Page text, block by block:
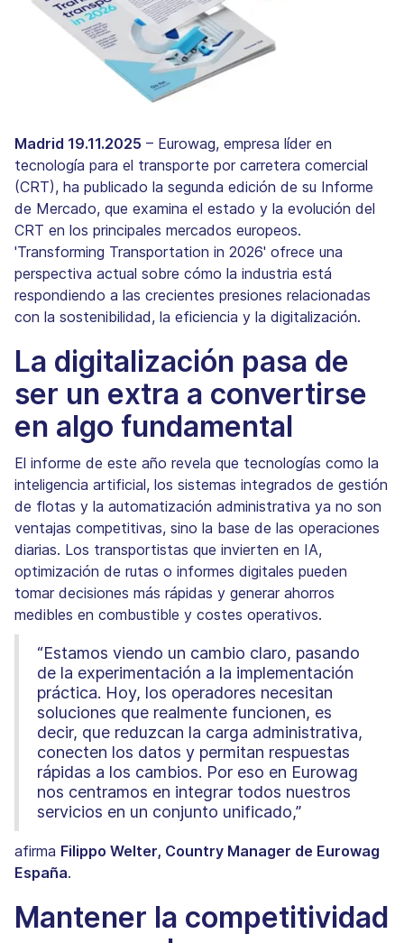
Madrid 19.11.2025 – Eurowag, empresa líder en
tecnología para el transporte por carretera comercial
(CRT), ha publicado la segunda edición de su Informe
de Mercado, que examina el estado y la evolución del
CRT en los principales mercados europeos.
'Transforming Transportation in 2026' ofrece una
perspectiva actual sobre cómo la industria está
respondiendo a las crecientes presiones relacionadas
con la sostenibilidad, la eficiencia y la digitalización.
La digitalización pasa de
ser un extra a convertirse
en algo fundamental
El informe de este año revela que tecnologías como la
inteligencia artificial, los sistemas integrados de gestión
de flotas y la automatización administrativa ya no son
ventajas competitivas, sino la base de las operaciones
diarias. Los transportistas que invierten en IA,
optimización de rutas o informes digitales pueden
tomar decisiones más rápidas y generar ahorros
medibles en combustible y costes operativos.
“Estamos viendo un cambio claro, pasando
de la experimentación a la implementación
práctica. Hoy, los operadores necesitan
soluciones que realmente funcionen, es
decir, que reduzcan la carga administrativa,
conecten los datos y permitan respuestas
rápidas a los cambios. Por eso en Eurowag
nos centramos en integrar todos nuestros
servicios en un conjunto unificado,”
afirma Filippo Welter, Country Manager de Eurowag
España.
Mantener la competitividad